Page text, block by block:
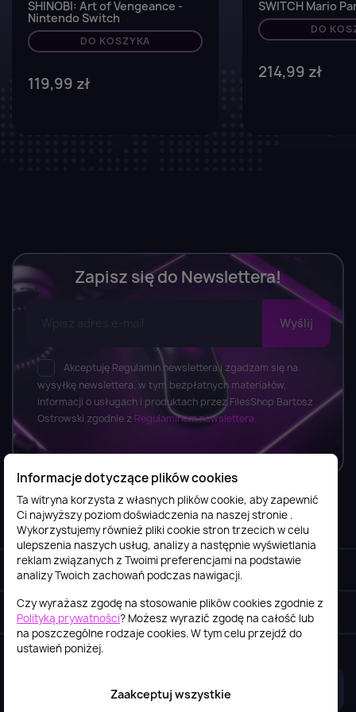
SHINOBI: Art of Vengeance -
Nintendo Switch
DO KOSZYKA
119,99 zł
SWITCH Mario
DO
214,99 zł
Zapisz się do Newslettera!
Akceptuję Regulamin newslettera i zgadzam się na
wysyłkę newslettera, w tym bezpłatnych materiałów,
informacji o usługach i produktach przez FilesShop Bartosz
Ostrowski zgodnie z Regulaminem newslettera.
Informacje
Obsługa klienta
Szybki kontakt keyboard_arrow_down
Informacje dotyczące plików cookies
Ta witryna korzysta z własnych plików cookie, aby zapewnić
Ci najwyższy poziom doświadczenia na naszej stronie .
Wykorzystujemy również pliki cookie stron trzecich w celu
ulepszenia naszych usług, analizy a następnie wyświetlania
reklam związanych z Twoimi preferencjami na podstawie
analizy Twoich zachowań podczas nawigacji.
Czy wyrażasz zgodę na stosowanie plików cookies zgodnie z
Polityką prywatności? Możesz wyrazić zgodę na całość lub
na poszczególne rodzaje cookies. W tym celu przejdź do
ustawień poniżej.
Zaakceptuj wszystkie
2026© itstore.com.pl Projekt i realizacja: